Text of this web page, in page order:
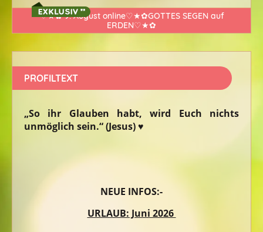
♡★✿ 9. August online♡★✿GOTTES SEGEN auf
ERDEN♡★✿
PROFILTEXT
„So ihr Glauben habt, wird Euch nichts
unmöglich sein.“ (Jesus) ♥
NEUE INFOS:-
URLAUB: Juni 2026